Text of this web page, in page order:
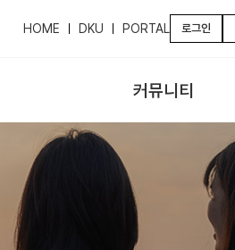
HOME DKU PORTAL 로그인
커뮤니티